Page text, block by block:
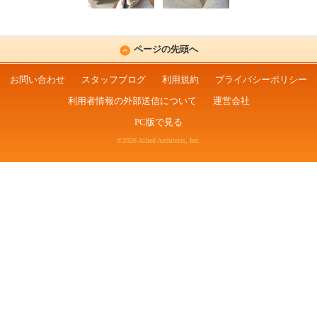
ページの先頭へ
お問い合わせ スタッフブログ 利用規約
プライバシーポリシー
利用者情報の外部送信について
運営会社
PC版で見る
©2026 Allied Architects, Inc.